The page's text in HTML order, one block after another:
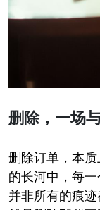
删除，一场
删除订单，本
的长河中，每
并非所有的痕